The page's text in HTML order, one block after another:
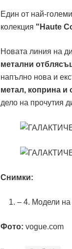
Един от най-
колекция "Haute
Новата линия на
метални
напълно нова и
метал, коприна и
дело на прочутия
Снимки:
– 4. Модели на
Фото: vogue.com